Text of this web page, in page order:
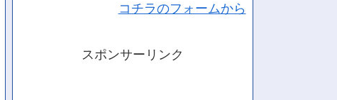
コチラのフォームから
スポンサーリンク